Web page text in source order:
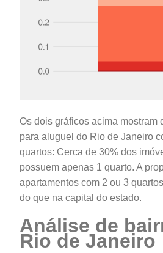
Os dois gráficos acima mostram
para aluguel do Rio de Janeiro
quartos: Cerca de 30% dos
possuem apenas 1 quarto. A
apartamentos com 2 ou 3
do que na capital do estado.
Análise de
Rio de Janeiro